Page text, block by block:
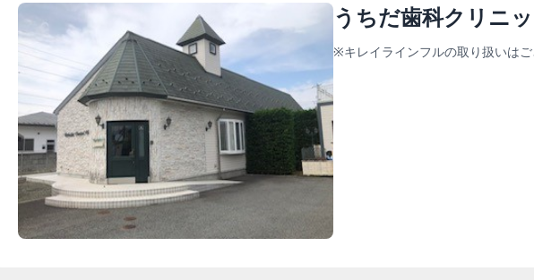
うちだ歯科クリニ
※キレイラインフルの取り扱いは